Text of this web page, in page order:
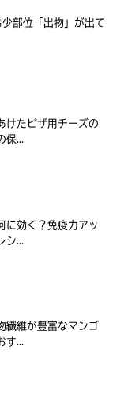
部位「出物」が出て
けたピザ用チーズの
保...
に効く？免疫力アッ
シ...
繊維が豊富なマンゴ
す...